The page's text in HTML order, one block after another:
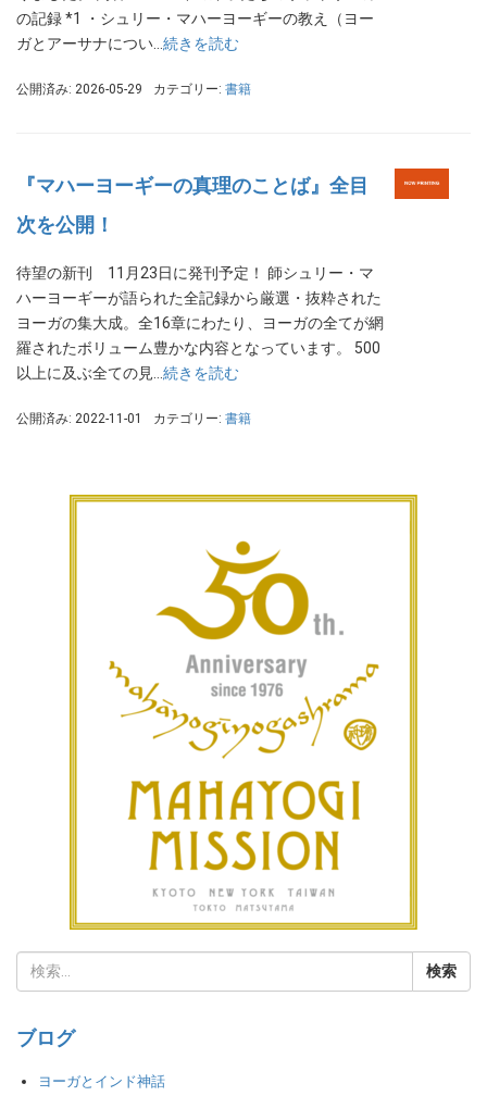
の記録 *1 ・シュリー・マハーヨーギーの教え（ヨー
ガとアーサナについ… 続きを読む
公開済み: 2026-05-29 カテゴリー: 書籍
『マハーヨーギーの真理のことば』全目
次を公開！
待望の新刊 11月23日に発刊予定！ 師シュリー・マ
ハーヨーギーが語られた全記録から厳選・抜粋された
ヨーガの集大成。全16章にわたり、ヨーガの全てが網
羅されたボリューム豊かな内容となっています。 500
以上に及ぶ全ての見… 続きを読む
公開済み: 2022-11-01 カテゴリー: 書籍
ブログ
ヨーガとインド神話